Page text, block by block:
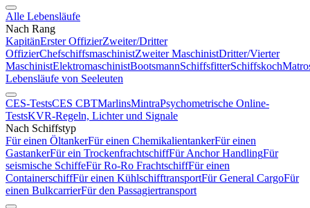
Alle Lebensläufe
Nach Rang
KapitänErster OffizierZweiter/Dritter
OffizierChefschiffsmaschinistZweiter MaschinistDritter/Vierter
MaschinistElektromaschinistBootsmannSchiffsfitterSchiffskoch
Lebensläufe von Seeleuten
CES-TestsCES CBTMarlinsMintraPsychometrische Online-
TestsKVR-Regeln, Lichter und Signale
Nach Schiffstyp
Für einen ÖltankerFür einen ChemikalientankerFür einen
GastankerFür ein TrockenfrachtschiffFür Anchor HandlingFür
seismische SchiffeFür Ro-Ro FrachtschiffFür einen
ContainerschiffFür einen KühlschifftransportFür General CargoFür
einen BulkcarrierFür den Passagiertransport